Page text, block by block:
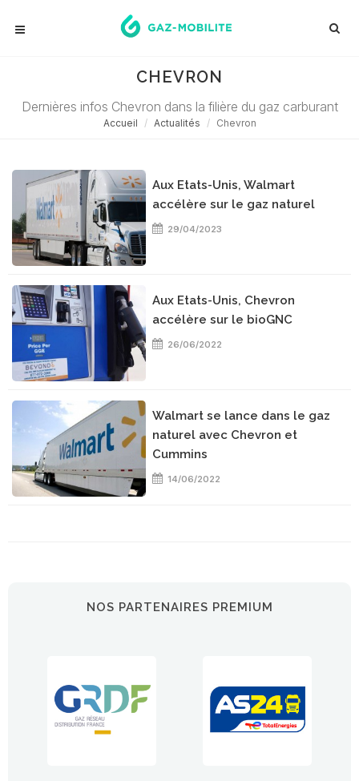
CHEVRON
Dernières infos Chevron dans la filière du gaz carburant
Accueil Actualités Chevron
Aux Etats-Unis, Walmart
accélère sur le gaz naturel
29/04/2023
Aux Etats-Unis, Chevron
accélère sur le bioGNC
26/06/2022
Walmart se lance dans le gaz
naturel avec Chevron et
Cummins
14/06/2022
NOS PARTENAIRES PREMIUM